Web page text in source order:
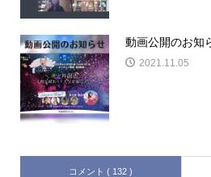
動画公開のお知
2021.11.05
コメント ( 132 )